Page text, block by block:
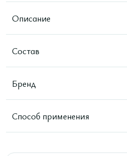
Описание
Состав
Бренд
Способ применения